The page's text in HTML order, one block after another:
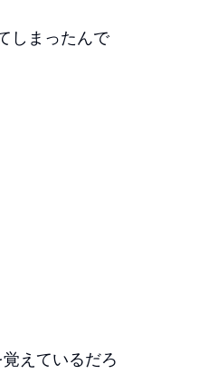
しまったんで
えているだろ